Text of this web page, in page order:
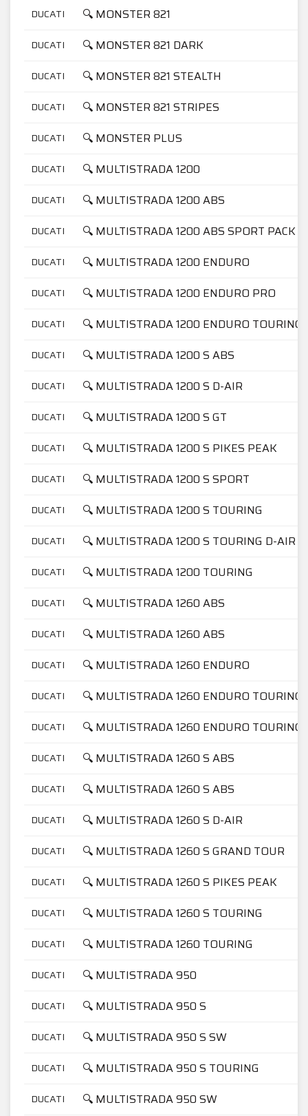
DUCATI 🔍 MONSTER 821
DUCATI 🔍 MONSTER 821 DARK
DUCATI 🔍 MONSTER 821 STEALTH
DUCATI 🔍 MONSTER 821 STRIPES
DUCATI 🔍 MONSTER PLUS
DUCATI 🔍 MULTISTRADA 1200
DUCATI 🔍 MULTISTRADA 1200 ABS
DUCATI 🔍 MULTISTRADA 1200 ABS SPORT PACK
DUCATI 🔍 MULTISTRADA 1200 ENDURO
DUCATI 🔍 MULTISTRADA 1200 ENDURO PRO
DUCATI 🔍 MULTISTRADA 1200 ENDURO TOURING
DUCATI 🔍 MULTISTRADA 1200 S ABS
DUCATI 🔍 MULTISTRADA 1200 S D-AIR
DUCATI 🔍 MULTISTRADA 1200 S GT
DUCATI 🔍 MULTISTRADA 1200 S PIKES PEAK
DUCATI 🔍 MULTISTRADA 1200 S SPORT
DUCATI 🔍 MULTISTRADA 1200 S TOURING
DUCATI 🔍 MULTISTRADA 1200 S TOURING D-AIR
DUCATI 🔍 MULTISTRADA 1200 TOURING
DUCATI 🔍 MULTISTRADA 1260 ABS
DUCATI 🔍 MULTISTRADA 1260 ABS
DUCATI 🔍 MULTISTRADA 1260 ENDURO
DUCATI 🔍 MULTISTRADA 1260 ENDURO TOURING
DUCATI 🔍 MULTISTRADA 1260 ENDURO TOURING
DUCATI 🔍 MULTISTRADA 1260 S ABS
DUCATI 🔍 MULTISTRADA 1260 S ABS
DUCATI 🔍 MULTISTRADA 1260 S D-AIR
DUCATI 🔍 MULTISTRADA 1260 S GRAND TOUR
DUCATI 🔍 MULTISTRADA 1260 S PIKES PEAK
DUCATI 🔍 MULTISTRADA 1260 S TOURING
DUCATI 🔍 MULTISTRADA 1260 TOURING
DUCATI 🔍 MULTISTRADA 950
DUCATI 🔍 MULTISTRADA 950 S
DUCATI 🔍 MULTISTRADA 950 S SW
DUCATI 🔍 MULTISTRADA 950 S TOURING
DUCATI 🔍 MULTISTRADA 950 SW